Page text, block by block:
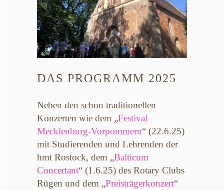
DAS PROGRAMM 2025
Neben den schon traditionellen
Konzerten wie dem „Festival
Mecklenburg-Vorpommern“ (22.6.25)
mit Studierenden und Lehrenden der
hmt Rostock, dem „Balticum
Concertant“ (1.6.25) des Rotary Clubs
Rügen und dem „Preisträgerkonzert“